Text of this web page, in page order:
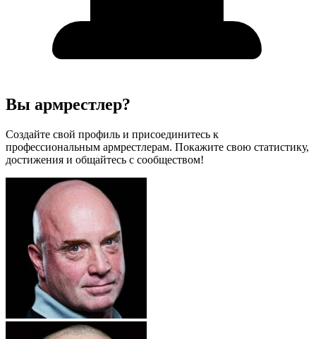
Вы армрестлер?
Создайте свой профиль и присоединитесь к
профессиональным армрестлерам. Покажите свою статистику,
достижения и общайтесь с сообществом!